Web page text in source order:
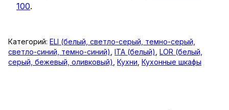
Категорий: ELI (белый, светло-серый, темно-серый,
светло-синий, темно-синий) ITA (белый) LOR (белый,
серый, бежевый, оливковый) Кухни Кухонные шкафы
100.